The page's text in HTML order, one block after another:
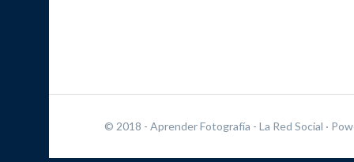
© 2018 - Aprender Fotografía - La Red Social ·